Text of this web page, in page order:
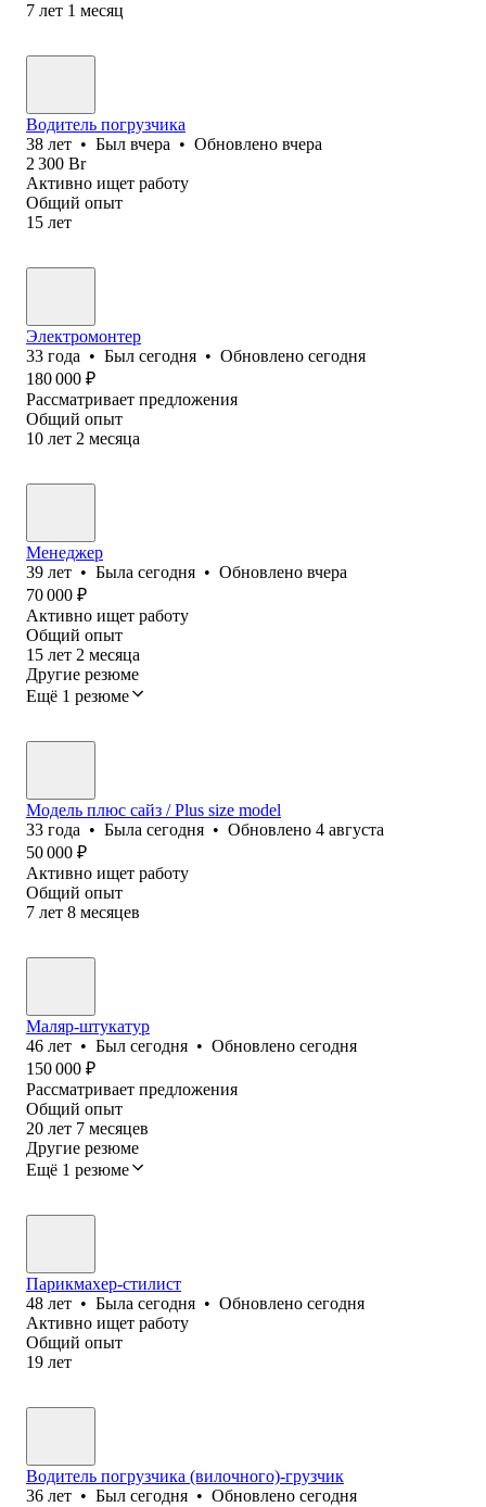
7 лет 1 месяц
Водитель погрузчика
38 лет • Был вчера • Обновлено вчера
2 300 Br
Активно ищет работу
Общий опыт
15 лет
Электромонтер
33 года • Был сегодня • Обновлено сегодня
180 000 ₽
Рассматривает предложения
Общий опыт
10 лет 2 месяца
Менеджер
39 лет • Была сегодня • Обновлено вчера
70 000 ₽
Активно ищет работу
Общий опыт
15 лет 2 месяца
Другие резюме
Ещё 1 резюме
Модель плюс сайз / Plus size model
33 года • Была сегодня • Обновлено 4 августа
50 000 ₽
Активно ищет работу
Общий опыт
7 лет 8 месяцев
Маляр-штукатур
46 лет • Был сегодня • Обновлено сегодня
150 000 ₽
Рассматривает предложения
Общий опыт
20 лет 7 месяцев
Другие резюме
Ещё 1 резюме
Парикмахер-стилист
48 лет • Была сегодня • Обновлено сегодня
Активно ищет работу
Общий опыт
19 лет
Водитель погрузчика (вилочного)-грузчик
36 лет • Был сегодня • Обновлено сегодня